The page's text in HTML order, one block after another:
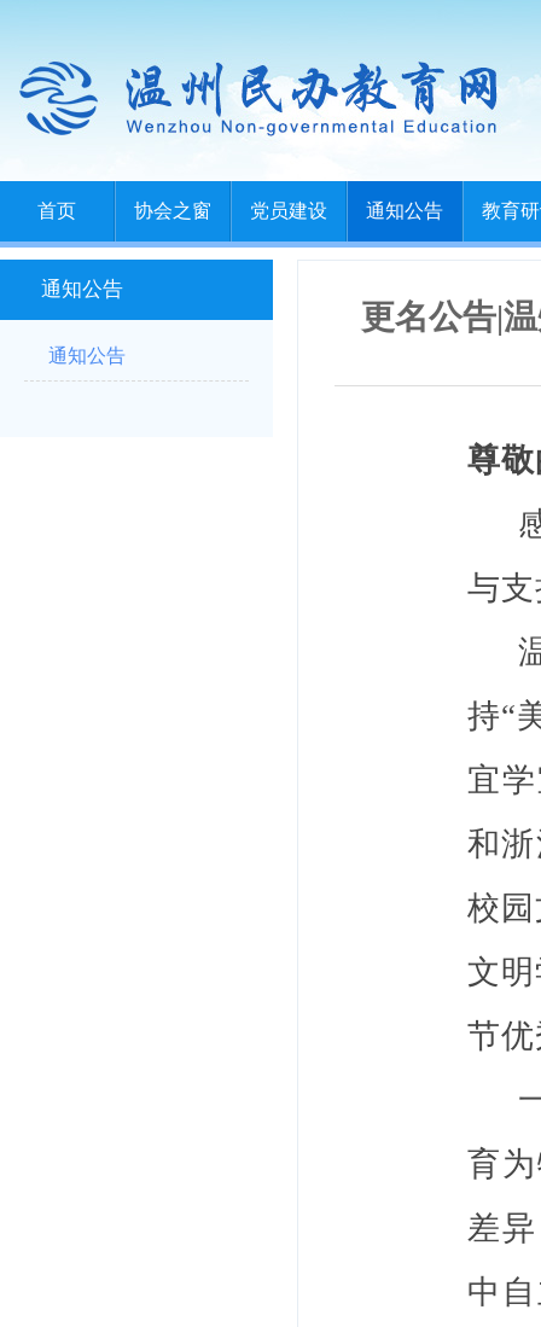
首页 协会之窗 党员建设 通知公告 教育
通知公告
通知公告
更名公告|
尊
感
与
温
持“
宜
和
校
文
节
一
育
差
中